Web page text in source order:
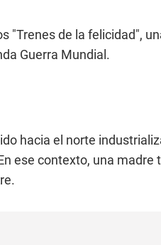
"Trenes de la felicidad",
Guerra Mundial.
hacia el norte
ese contexto, una madre